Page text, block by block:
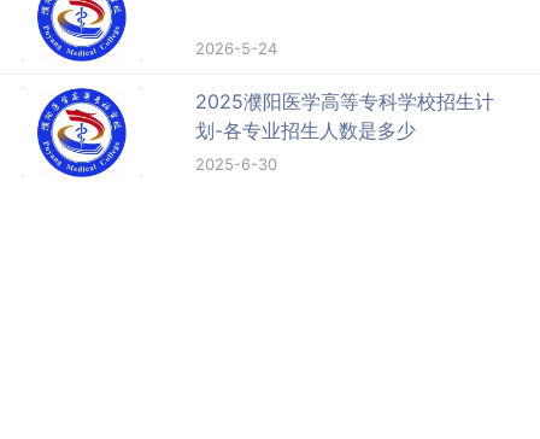
2026-5-24
2025濮阳医学高等专科学校招生计
划-各专业招生人数是多少
2025-6-30